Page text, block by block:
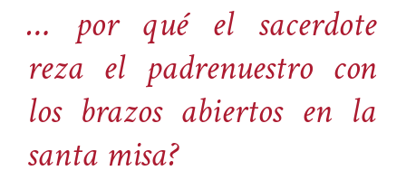
… por qué el sacerdote
reza el padrenuestro con
los brazos abiertos en la
santa misa?